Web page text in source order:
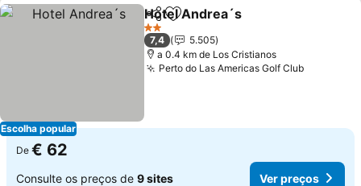
Escolha popular
PartilharAdicionar aos favoritos
Hotel Andrea´s
2 Estrelas
7,4
5.505
a 0.4 km de Los Cristianos
Perto do Las Americas Golf Club
De € 62
Consulte os preços de 9 sites Ver preços